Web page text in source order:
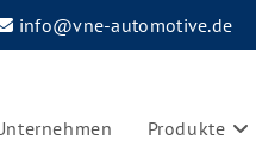
info@vne-automotive.de
Produkte